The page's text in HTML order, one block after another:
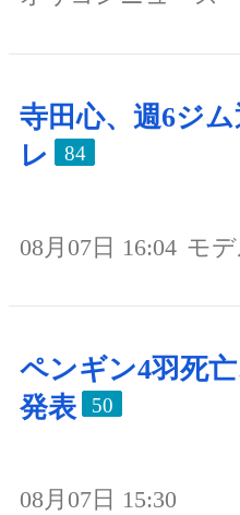
寺田心、週6ジ
レ
84
08月07日 16:04 モ
ペンギン4羽死
発表
50
08月07日 15:30